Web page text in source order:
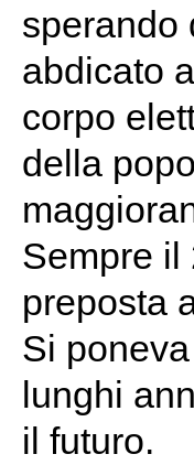
sperando
abdicato
corpo
della
Sempre il
preposta
Si
lunghi
il futuro.